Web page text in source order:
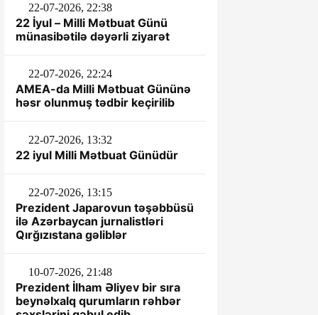
22-07-2026, 22:38
22 İyul – Milli Mətbuat Günü
münasibətilə dəyərli ziyarət
22-07-2026, 22:24
AMEA-da Milli Mətbuat Gününə
həsr olunmuş tədbir keçirilib
22-07-2026, 13:32
22 iyul Milli Mətbuat Günüdür
22-07-2026, 13:15
Prezident Japarovun təşəbbüsü
ilə Azərbaycan jurnalistləri
Qırğızıstana gəliblər
10-07-2026, 21:48
Prezident İlham Əliyev bir sıra
beynəlxalq qurumların rəhbər